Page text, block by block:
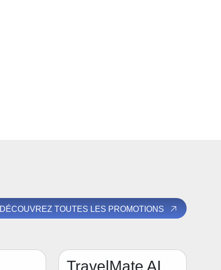
DÉCOUVREZ TOUTES LES PROMOTIONS
TravelMate AI